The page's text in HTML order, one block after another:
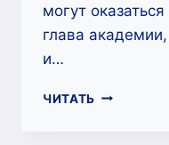
могут
глава
и…
ЧИТАТЬ ЧЕРНЫЙ